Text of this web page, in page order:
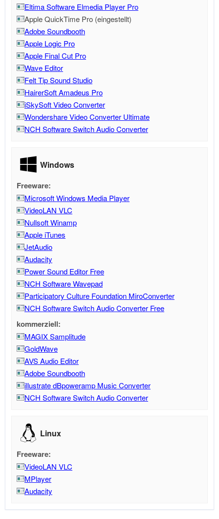
Eltima Software Elmedia Player Pro
Apple QuickTime Pro (eingestellt)
Adobe Soundbooth
Apple Logic Pro
Apple Final Cut Pro
Wave Editor
Felt Tip Sound Studio
HairerSoft Amadeus Pro
iSkySoft Video Converter
Wondershare Video Converter Ultimate
NCH Software Switch Audio Converter
Windows
Freeware:
Microsoft Windows Media Player
VideoLAN VLC
Nullsoft Winamp
Apple iTunes
JetAudio
Audacity
Power Sound Editor Free
NCH Software Wavepad
Participatory Culture Foundation MiroConverter
NCH Software Switch Audio Converter Free
kommerziell:
MAGIX Samplitude
GoldWave
AVS Audio Editor
Adobe Soundbooth
illustrate dBpoweramp Music Converter
NCH Software Switch Audio Converter
Linux
Freeware:
VideoLAN VLC
MPlayer
Audacity